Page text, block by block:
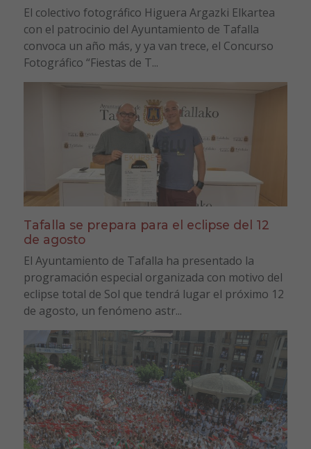
El colectivo fotográfico Higuera Argazki Elkartea
con el patrocinio del Ayuntamiento de Tafalla
convoca un año más, y ya van trece, el Concurso
Fotográfico “Fiestas de T...
Tafalla se prepara para el eclipse del 12
de agosto
El Ayuntamiento de Tafalla ha presentado la
programación especial organizada con motivo del
eclipse total de Sol que tendrá lugar el próximo 12
de agosto, un fenómeno astr...